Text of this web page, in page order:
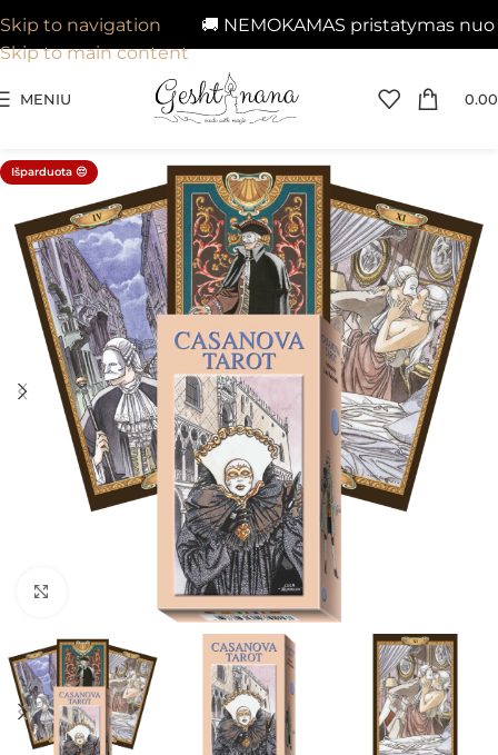
🚚 NEMOKAMAS pristatymas nuo
Skip to navigation
Skip to main content
MENIU 0.00
Išparduota 😔
Spustelėkite, kad padidintumėte